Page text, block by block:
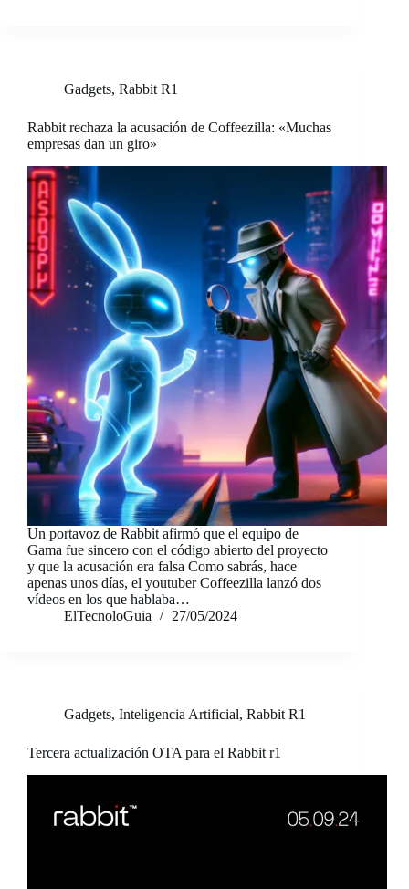
Gadgets, Rabbit R1
Rabbit rechaza la acusación de Coffeezilla: «Muchas
empresas dan un giro»
Un portavoz de Rabbit afirmó que el equipo de
Gama fue sincero con el código abierto del proyecto
y que la acusación era falsa Como sabrás, hace
apenas unos días, el youtuber Coffeezilla lanzó dos
vídeos en los que hablaba…
ElTecnoloGuia
27/05/2024
Gadgets, Inteligencia Artificial, Rabbit R1
Tercera actualización OTA para el Rabbit r1